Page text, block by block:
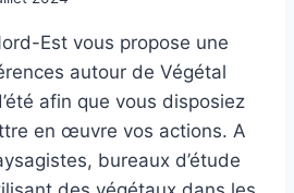
Est vous propose une
autour de Végétal
afin que vous disposiez
en œuvre vos actions. A
bureaux d’étude